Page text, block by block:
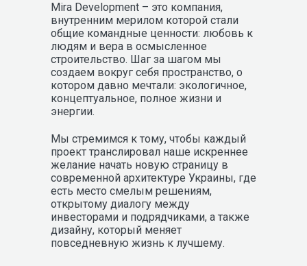
Mira Development – это компания,
внутренним мерилом которой стали
общие командные ценности: любовь к
людям и вера в осмысленное
строительство. Шаг за шагом мы
создаем вокруг себя пространство, о
котором давно мечтали: экологичное,
концептуальное, полное жизни и
энергии.
Мы стремимся к тому, чтобы каждый
проект транслировал наше искреннее
желание начать новую страницу в
современной архитектуре Украины, где
есть место смелым решениям,
открытому диалогу между
инвесторами и подрядчиками, а также
дизайну, который меняет
повседневную жизнь к лучшему.